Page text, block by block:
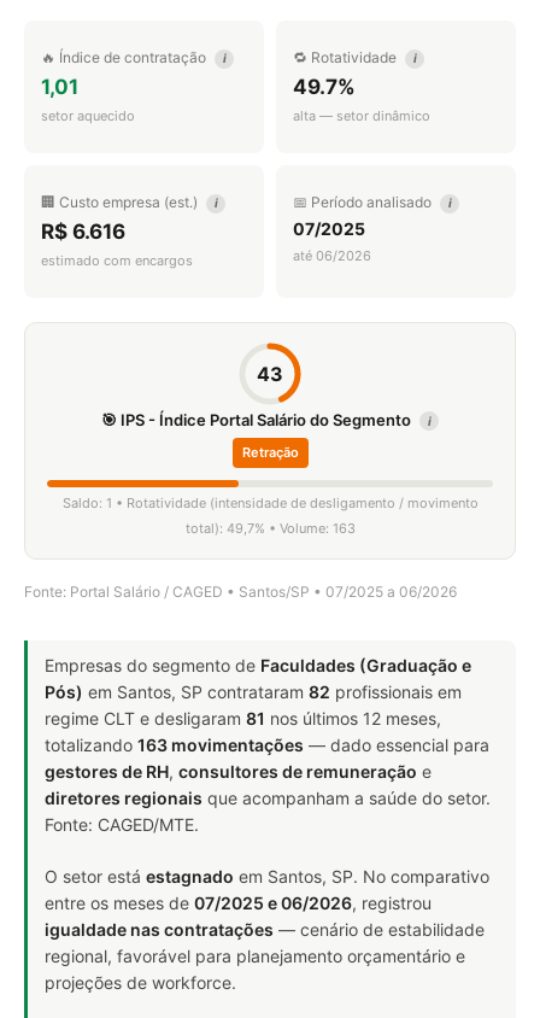
🔥 Índice de contratação i
1,01
setor aquecido
🔁 Rotatividade i
49.7%
alta — setor dinâmico
🏢 Custo empresa (est.) i
R$ 6.616
estimado com encargos
📅 Período analisado i
07/2025
até 06/2026
43
🎯 IPS - Índice Portal Salário do Segmento i
Retração
Saldo: 1 • Rotatividade (intensidade de desligamento / movimento
total): 49,7% • Volume: 163
Fonte: Portal Salário / CAGED • Santos/SP • 07/2025 a 06/2026
Empresas do segmento de Faculdades (Graduação e
Pós) em Santos, SP contrataram 82 profissionais em
regime CLT e desligaram 81 nos últimos 12 meses,
totalizando 163 movimentações — dado essencial para
gestores de RH, consultores de remuneração e
diretores regionais que acompanham a saúde do setor.
Fonte: CAGED/MTE.
O setor está estagnado em Santos, SP. No comparativo
entre os meses de 07/2025 e 06/2026, registrou
igualdade nas contratações — cenário de estabilidade
regional, favorável para planejamento orçamentário e
projeções de workforce.